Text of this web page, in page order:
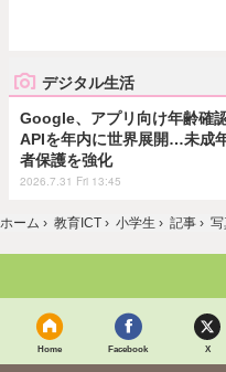
デジタル生活
Google、アプリ向け年齢確
APIを年内に世界展開…未成
者保護を強化
2026.7.31 Fri 13:45
ホーム › 教育ICT › 小学生 › 記事 ›
Home Facebook X